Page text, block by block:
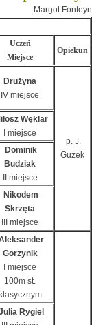
Margot Fonteyn
Uczeń
Miejsce
Opiekun
Drużyna
IV miejsce
p. J.
Guzek
Węklar
I miejsce
Dominik
Budziak
II miejsce
Nikodem
Skrzęta
III miejsce
Gorzynik
I miejsce
100m st.
Rygiel